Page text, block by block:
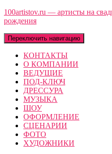
100artistov.ru — артисты на
рождения
Переключить навигацию
КОНТАКТЫ
О КОМПАНИИ
ВЕДУЩИЕ
ПОД-КЛЮЧ
ДРЕССУРА
МУЗЫКА
ШОУ
ОФОРМЛЕНИЕ
СЦЕНАРИИ
ФОТО
ХУДОЖНИКИ